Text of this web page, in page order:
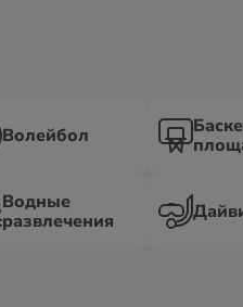
Волейбол
Водные
развлечения